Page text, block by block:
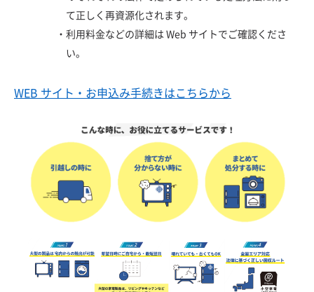
て正しく再資源化されます。
・ 利用料金などの詳細は Web サイトでご確認くださ
い。
WEB サイト・お申込み手続きはこちらから